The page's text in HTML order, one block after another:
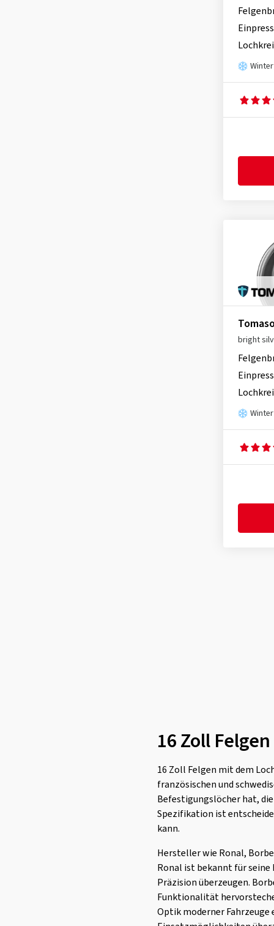
bright
16 Zoll
16 Zoll Felgen mit dem
französischen und
Befestigungslöcher hat,
Spezifikation ist
kann.
Hersteller wie Ronal,
Ronal ist bekannt für seine
Präzision überzeugen.
Funktionalität
Optik moderner